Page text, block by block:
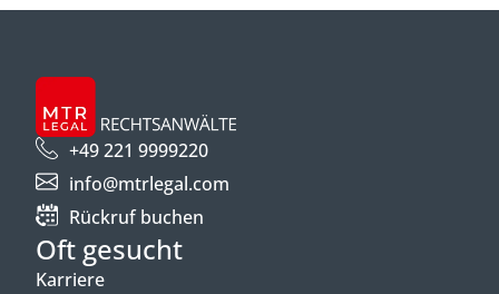
+49 221 9999220
info@mtrlegal.com
Rückruf buchen
Oft gesucht
Karriere